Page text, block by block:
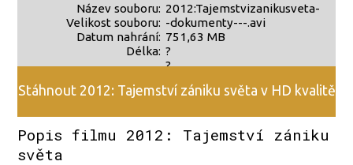
Název souboru:
Velikost souboru:
Datum nahrání:
Délka:
2012:Tajemstvizanikusveta-
-dokumenty---.avi
751,63 MB
?
?
Stáhnout 2012: Tajemství zániku světa v HD kvalitě
Popis filmu 2012: Tajemství zániku
světa